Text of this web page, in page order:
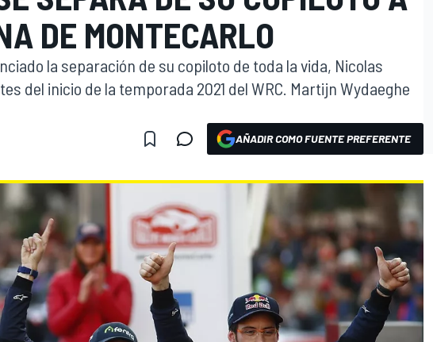
DE MONTECARLO
la separación de su copiloto de toda la vida, Nicolas
del inicio de la temporada 2021 del WRC. Martijn Wydaeghe
AÑADIR COMO FUENTE PREFERENTE